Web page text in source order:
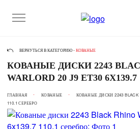
ВЕРНУТЬСЯ В КАТЕГОРИЮ - КОВАНЫЕ
КОВАНЫЕ ДИСКИ 2243
WARLORD 20 J9 ET30
ГЛАВНАЯ КОВАНЫЕ
КОВАНЫЕ ДИСКИ 2243 BLACK
110.1 СЕРЕБРО